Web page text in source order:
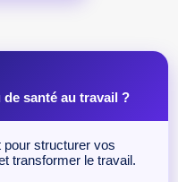
santé au travail ?
structurer vos
transformer le travail.